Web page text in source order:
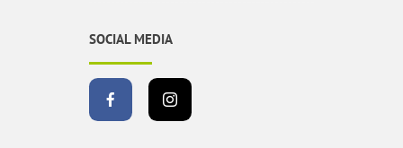
SOCIAL MEDIA